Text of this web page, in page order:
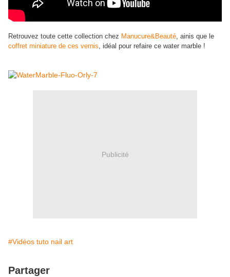
Retrouvez toute cette collection chez Manucure&Beauté, ainis que le
coffret miniature de ces vernis, idéal pour refaire ce water marble !
Publicité
#Vidéos tuto nail art
Partager